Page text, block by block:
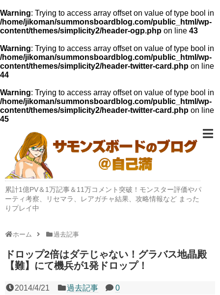
Warning: Trying to access array offset on value of type bool in
/home/jikoman/summonsboardblog.com/public_html/wp-
content/themes/simplicity2/header-ogp.php on line 43
Warning: Trying to access array offset on value of type bool in
/home/jikoman/summonsboardblog.com/public_html/wp-
content/themes/simplicity2/header-twitter-card.php on line
44
Warning: Trying to access array offset on value of type bool in
/home/jikoman/summonsboardblog.com/public_html/wp-
content/themes/simplicity2/header-twitter-card.php on line
45
累計1億PV＆1万記事＆11万コメント突破！モンスター評価やパ
ーティ考察、リセマラ、レアガチャ結果、攻略情報など まった
りプレイ中
ホーム 過去記事
ドロップ2倍はダテじゃない！グラバス地晶殿
【難】にて機兵が1発ドロップ！
2014/4/21 過去記事 0